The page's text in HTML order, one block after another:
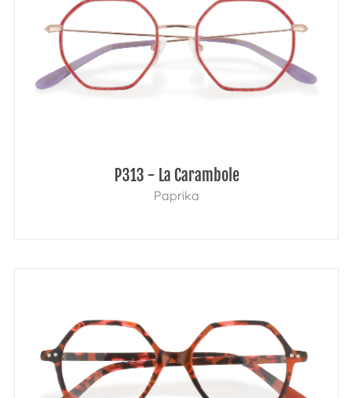
P313 - La Carambole
Paprika